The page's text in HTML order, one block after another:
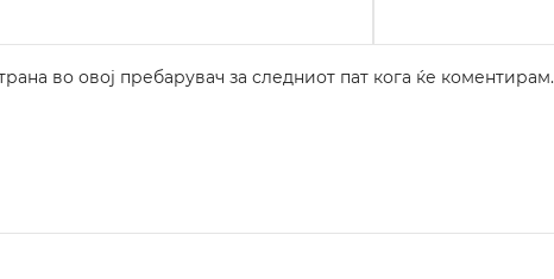
во овој пребарувач за следниот пат кога ќе коментирам.